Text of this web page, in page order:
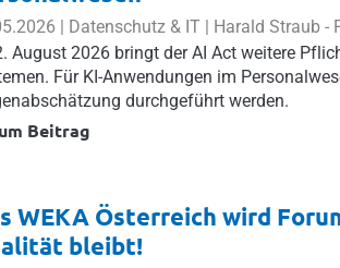
| Datenschutz & IT | Harald Straub -
August 2026 bringt der AI Act weitere
Für KI-Anwendungen im
durchgeführt werden.
Beitrag
WEKA Österreich wird
bleibt!